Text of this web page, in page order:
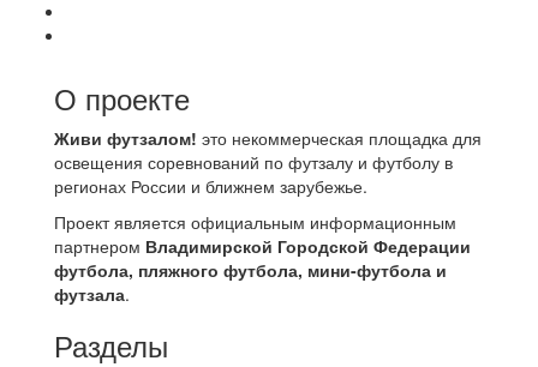
О проекте
Живи футзалом! это некоммерческая площадка для
освещения соревнований по футзалу и футболу в
регионах России и ближнем зарубежье.
Проект является официальным информационным
партнером Владимирской Городской Федерации
футбола, пляжного футбола, мини-футбола и
футзала.
Разделы